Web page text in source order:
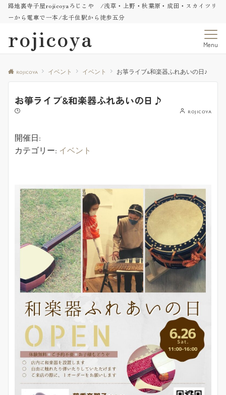
路地裏寺子屋rojicoyaろじこや /浅草・上野・秋葉原・成田・スカイツリ
ーから電車で一本/北千住駅から徒歩五分
rojicoya Menu
rojicoya イベント イベント お箏ライブ&和楽器ふれあいの日♪
お箏ライブ&和楽器ふれあいの日♪
rojicoya
開催日:
カテゴリー: イベント